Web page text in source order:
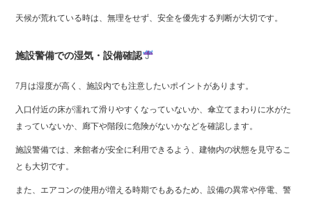
天候が荒れている時は、無理をせず、安全を優先する判断が大切です。
施設警備での湿気・設備確認
7月は湿度が高く、施設内でも注意したいポイントがあります。
入口付近の床が濡れて滑りやすくなっていないか、傘立てまわりに水がた
まっていないか、廊下や階段に危険がないかなどを確認します。
施設警備では、来館者が安全に利用できるよう、建物内の状態を見守るこ
とも大切です。
また、エアコンの使用が増える時期でもあるため、設備の異常や停電、警